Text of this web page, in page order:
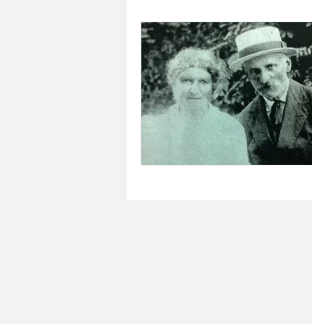
Mario Cippitelli Deportes
Mauricio Bertuzzi Arte en
Maria A, Martinez Rayén